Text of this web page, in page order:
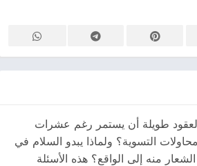
طويلة أن يستمر رغم عشرات
التسوية؟ ولماذا يبدو السلام في
منه إلى الواقع؟ هذه الأسئلة